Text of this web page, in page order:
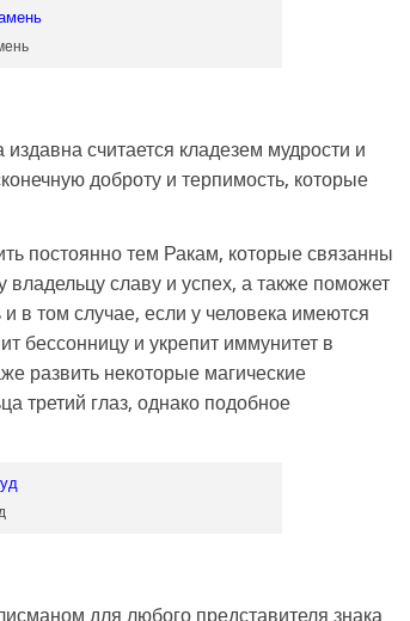
считается кладезем мудрости и
доброту и терпимость, которые
постоянно тем Ракам, которые связанны
славу и успех, а также поможет
в том случае, если у человека имеются
бессонницу и укрепит иммунитет в
развить некоторые магические
третий глаз, однако подобное
для любого представителя знака